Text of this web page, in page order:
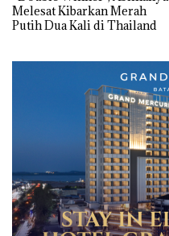
Melesat Kibarkan Merah
Putih Dua Kali di Thailand